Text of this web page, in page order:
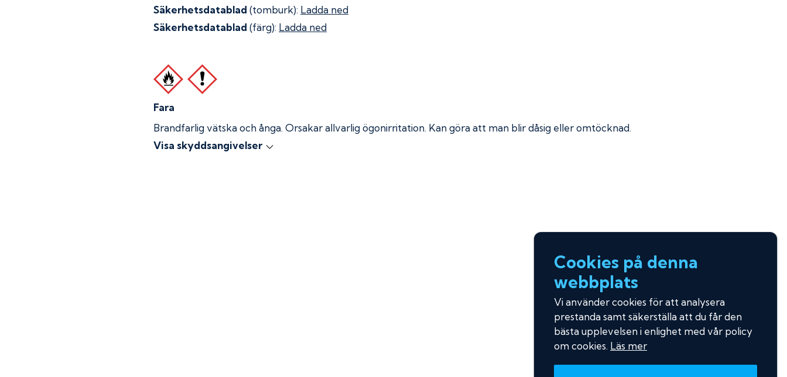
Säkerhetsdatablad (tomburk): Ladda ned
Säkerhetsdatablad (färg): Ladda ned
Fara
Brandfarlig vätska och ånga. Orsakar allvarlig ögonirritation. Kan göra att man blir dåsig eller omtöcknad.
Visa skyddsangivelser
Cookies på denna
webbplats
Vi använder cookies för att analysera
prestanda samt säkerställa att du får den
bästa upplevelsen i enlighet med vår policy
om cookies. Läs mer